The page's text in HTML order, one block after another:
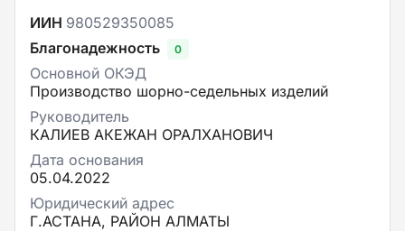
ИИН 980529350085
Благонадежность
0
Основной ОКЭД
Производство шорно-седельных изделий
Руководитель
КАЛИЕВ АКЕЖАН ОРАЛХАНОВИЧ
Дата основания
05.04.2022
Юридический адрес
Г.АСТАНА, РАЙОН АЛМАТЫ